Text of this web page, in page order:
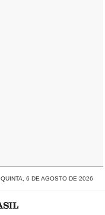
QUINTA, 6 DE AGOSTO DE 2026